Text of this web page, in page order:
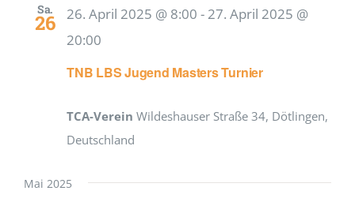
Sa.
26
TNB LBS Jugend Masters Turnier
26. April 2025 @ 8:00 - 27. April 2025 @
20:00
TCA-Verein Wildeshauser Straße 34, Dötlingen,
Deutschland
Mai 2025